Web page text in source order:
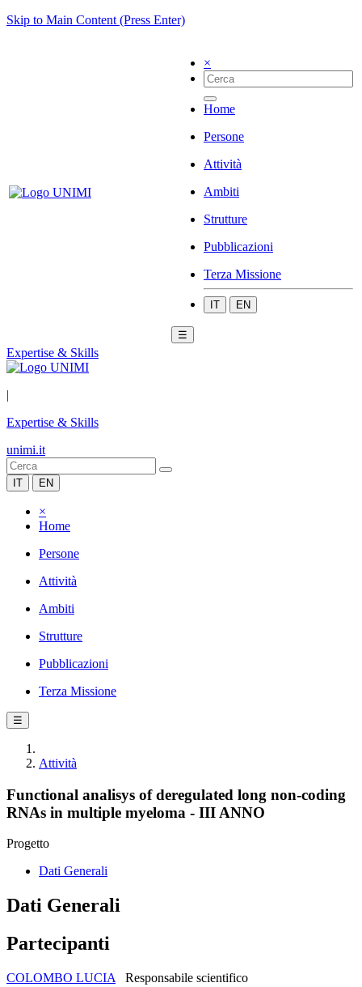
Skip to Main Content (Press Enter)
×
Home
Persone
Attività
Ambiti
Strutture
Pubblicazioni
Terza Missione
IT EN
☰
Expertise & Skills
|
Expertise & Skills
unimi.it
IT EN
×
Home
Persone
Attività
Ambiti
Strutture
Pubblicazioni
Terza Missione
☰
Attività
Functional analisys of deregulated long non-coding
RNAs in multiple myeloma - III ANNO
Progetto
Dati Generali
Dati Generali
Partecipanti
COLOMBO LUCIA Responsabile scientifico